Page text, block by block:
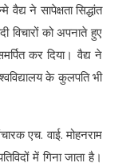
ने सापेक्षता सिद्धांत
विचारों को अपनाते हुए
कर दिया। वैद्य ने
के कुलपति भी
एच. वाई. मोहनराम
में गिना जाता है।